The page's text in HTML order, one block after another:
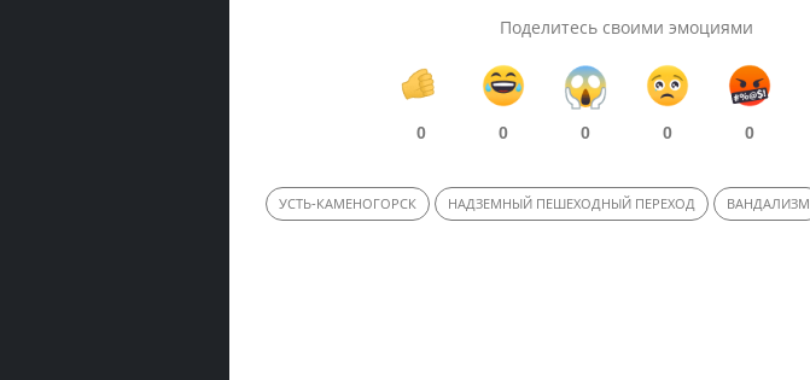
Поделитесь своими эмоциями
0 0 0 0 0
УСТЬ-КАМЕНОГОРСК НАДЗЕМНЫЙ ПЕШЕХОДНЫЙ ПЕРЕХОД ВАНДАЛИЗМ